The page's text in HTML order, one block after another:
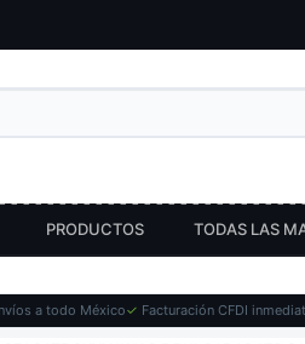
a todo México✓ Facturación CFDI
PRODUCTOS TODAS LAS